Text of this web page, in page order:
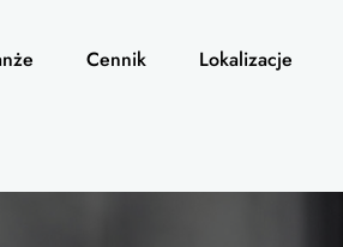
Cennik Lokalizacje